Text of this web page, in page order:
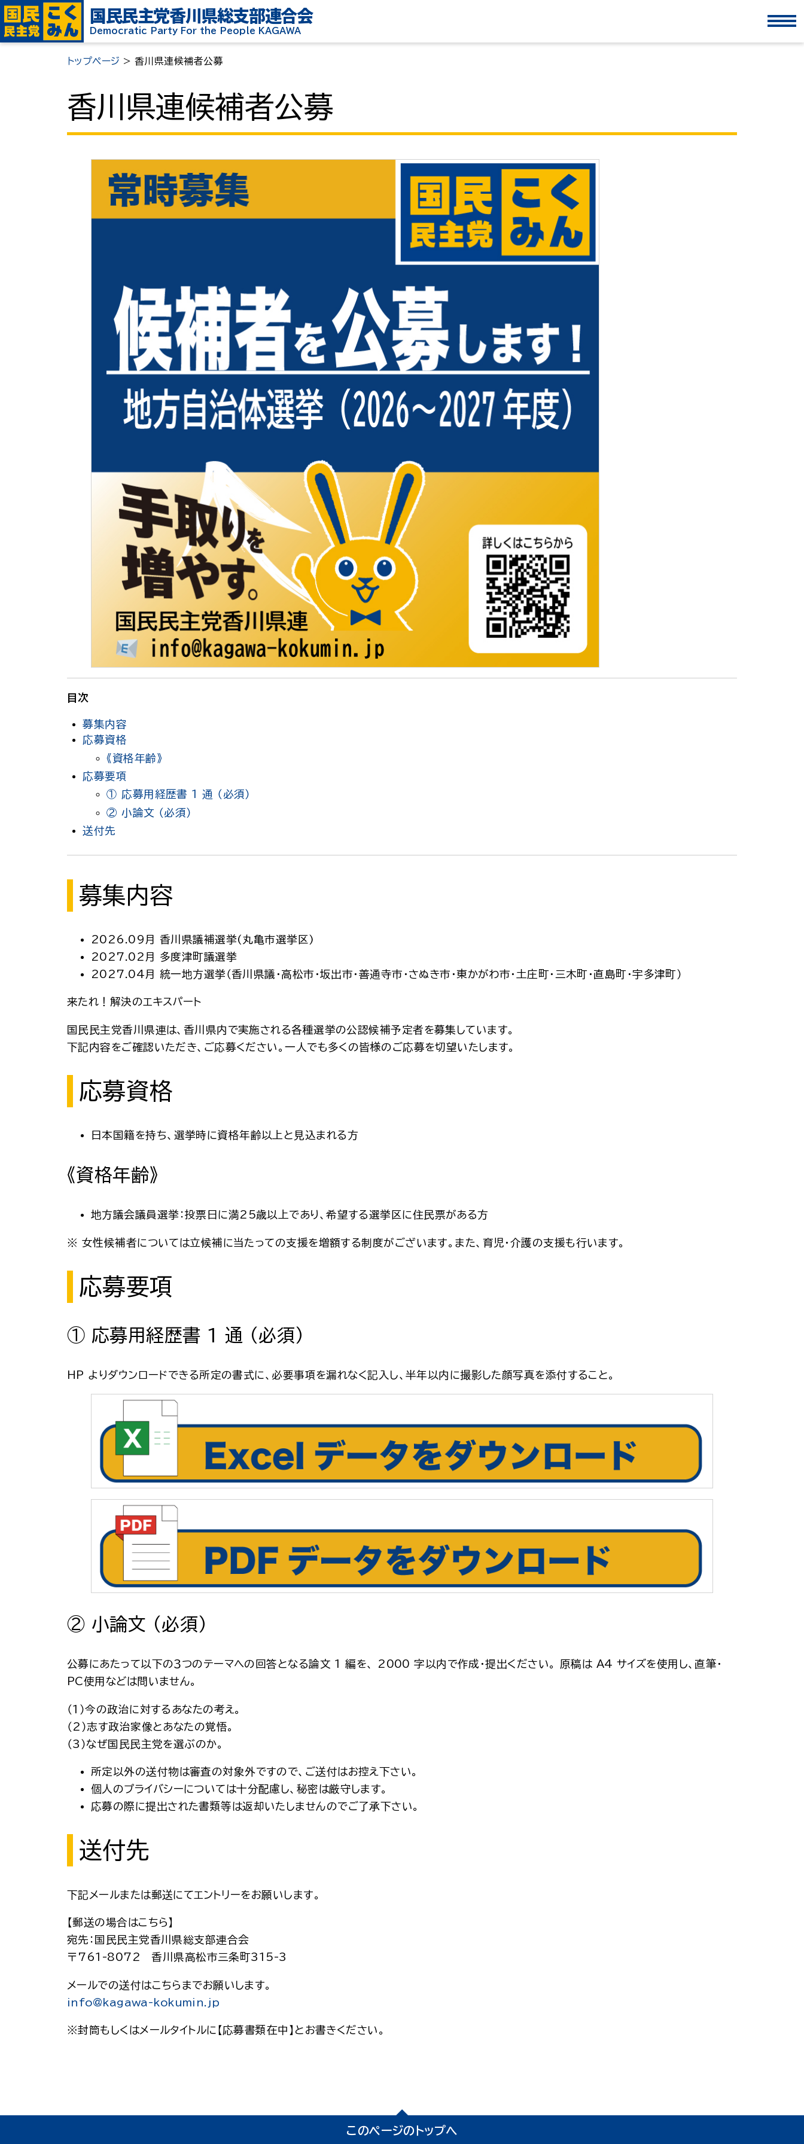
国民民主党香川県総支部連合会
Democratic Party For the People KAGAWA
トップページ > 香川県連候補者公募
香川県連候補者公募
目次
募集内容
応募資格
《資格年齢》
応募要項
① 応募用経歴書 1 通 （必須）
② 小論文 （必須）
送付先
募集内容
2026.09月 香川県議補選挙(丸亀市選挙区)
2027.02月 多度津町議選挙
2027.04月 統一地方選挙（香川県議・高松市・坂出市・善通寺市・さぬき市・東かがわ市・土庄町・三木町・直島町・宇多津町）
来たれ！解決のエキスパート
国民民主党香川県連は、香川県内で実施される各種選挙の公認候補予定者を募集しています。
下記内容をご確認いただき、ご応募ください。一人でも多くの皆様のご応募を切望いたします。
応募資格
日本国籍を持ち、選挙時に資格年齢以上と見込まれる方
《資格年齢》
地方議会議員選挙：投票日に満25歳以上であり、希望する選挙区に住民票がある方
※ 女性候補者については立候補に当たっての支援を増額する制度がございます。また、育児・介護の支援も行います。
応募要項
① 応募用経歴書 1 通 （必須）
HP よりダウンロードできる所定の書式に、必要事項を漏れなく記入し、半年以内に撮影した顔写真を添付すること。
② 小論文 （必須）
公募にあたって以下の３つのテーマへの回答となる論文 1 編を、 2000 字以内で作成・提出ください。 原稿は A4 サイズを使用し、直筆・
PC使用などは問いません。
（1）今の政治に対するあなたの考え。
（2）志す政治家像とあなたの覚悟。
（3）なぜ国民民主党を選ぶのか。
所定以外の送付物は審査の対象外ですので、ご送付はお控え下さい。
個人のプライバシーについては十分配慮し、秘密は厳守します。
応募の際に提出された書類等は返却いたしませんのでご了承下さい。
送付先
下記メールまたは郵送にてエントリーをお願いします。
【郵送の場合はこちら】
宛先：国民民主党香川県総支部連合会
〒761-8072 香川県高松市三条町315-3
メールでの送付はこちらまでお願いします。
info@kagawa-kokumin.jp
※封筒もしくはメールタイトルに【応募書類在中】とお書きください。
このページのトップへ